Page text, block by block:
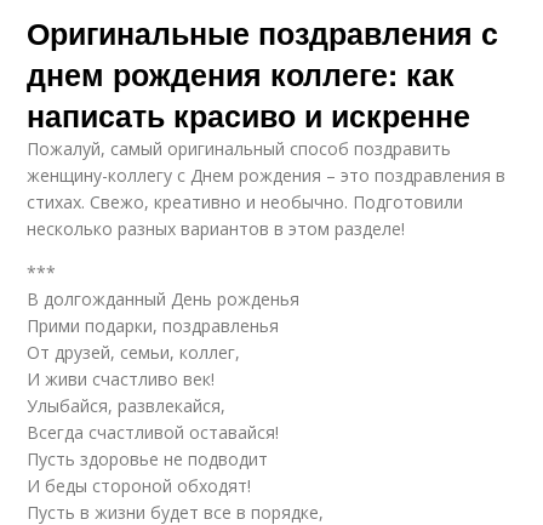
Оригинальные поздравления с
днем рождения коллеге: как
написать красиво и искренне
Пожалуй, самый оригинальный способ поздравить
женщину-коллегу с Днем рождения – это поздравления в
стихах. Свежо, креативно и необычно. Подготовили
несколько разных вариантов в этом разделе!
***
В долгожданный День рожденья
Прими подарки, поздравленья
От друзей, семьи, коллег,
И живи счастливо век!
Улыбайся, развлекайся,
Всегда счастливой оставайся!
Пусть здоровье не подводит
И беды стороной обходят!
Пусть в жизни будет все в порядке,